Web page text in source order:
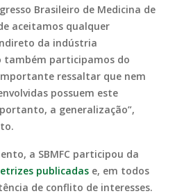
Brasileiro de Medicina de
aceitamos qualquer
da indústria
também participamos do
ressaltar que nem
possuem este
a generalização”,
a SBMFC participou da
publicadas e, em todos
de conflito de interesses.